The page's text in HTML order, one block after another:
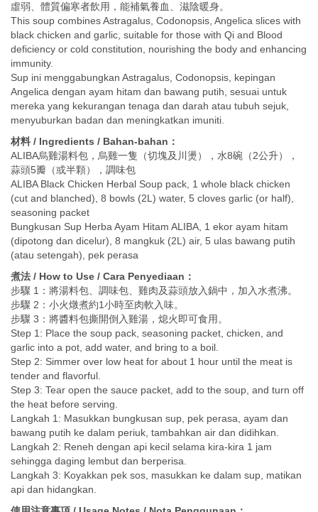
虛弱、體質偏寒者飲用，能補氣養血、滋陰暖身。
This soup combines Astragalus, Codonopsis, Angelica slices with
black chicken and garlic, suitable for those with Qi and Blood
deficiency or cold constitution, nourishing the body and enhancing
immunity.
Sup ini menggabungkan Astragalus, Codonopsis, kepingan
Angelica dengan ayam hitam dan bawang putih, sesuai untuk
mereka yang kekurangan tenaga dan darah atau tubuh sejuk,
menyuburkan badan dan meningkatkan imuniti.
材料 / Ingredients / Bahan-bahan：
ALIBA烏雞湯料包，烏雞一隻（切塊及川燙），水8碗（2公升），
蒜頭5瓣（或半顆），調味包
ALIBA Black Chicken Herbal Soup pack, 1 whole black chicken
(cut and blanched), 8 bowls (2L) water, 5 cloves garlic (or half),
seasoning packet
Bungkusan Sup Herba Ayam Hitam ALIBA, 1 ekor ayam hitam
(dipotong dan dicelur), 8 mangkuk (2L) air, 5 ulas bawang putih
(atau setengah), pek perasa
煮法 / How to Use / Cara Penyediaan：
步驟 1：將湯料包、調味包、雞肉及蒜頭放入鍋中，加入水煮沸。
步驟 2：小火燉煮約1小時至肉軟入味。
步驟 3：將醬料包撕開倒入雞湯，熄火即可食用。
Step 1: Place the soup pack, seasoning packet, chicken, and
garlic into a pot, add water, and bring to a boil.
Step 2: Simmer over low heat for about 1 hour until the meat is
tender and flavorful.
Step 3: Tear open the sauce packet, add to the soup, and turn off
the heat before serving.
Langkah 1: Masukkan bungkusan sup, pek perasa, ayam dan
bawang putih ke dalam periuk, tambahkan air dan didihkan.
Langkah 2: Reneh dengan api kecil selama kira-kira 1 jam
sehingga daging lembut dan berperisa.
Langkah 3: Koyakkan pek sos, masukkan ke dalam sup, matikan
api dan hidangkan.